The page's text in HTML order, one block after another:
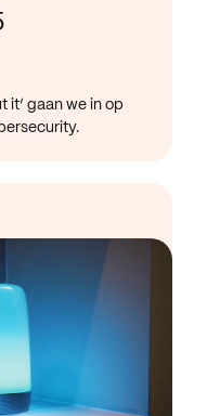
it’ gaan we in op